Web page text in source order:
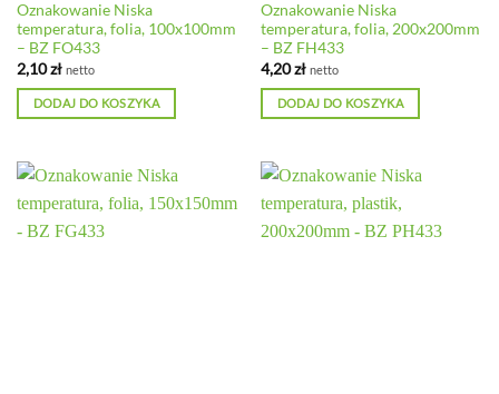
Oznakowanie Niska
temperatura, folia, 100x100mm
– BZ FO433
2,10zł netto
DODAJ DO KOSZYKA
Oznakowanie Niska
temperatura, folia, 200x200mm
– BZ FH433
4,20zł netto
DODAJ DO KOSZYKA